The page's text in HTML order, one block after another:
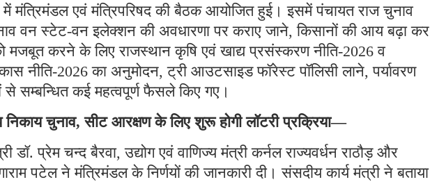
में मंत्रिमंडल एवं मंत्रिपरिषद की बैठक आयोजित हुई। इसमें पंचायत राज चुनाव
वन स्टेट-वन इलेक्शन की अवधारणा पर कराए जाने, किसानों की आय बढ़ा कर
मजबूत करने के लिए राजस्थान कृषि एवं खाद्य प्रसंस्करण नीति-2026 व
नीति-2026 का अनुमोदन, ट्री आउटसाइड फॉरेस्ट पॉलिसी लाने, पर्यावरण
से सम्बन्धित कई महत्वपूर्ण फैसले किए गए।
निकाय चुनाव, सीट आरक्षण के लिए शुरू होगी लॉटरी प्रक्रिया—
डॉ. प्रेम चन्द बैरवा, उद्योग एवं वाणिज्य मंत्री कर्नल राज्यवर्धन राठौड़ और
पटेल ने मंत्रिमंडल के निर्णयों की जानकारी दी। संसदीय कार्य मंत्री ने बताया